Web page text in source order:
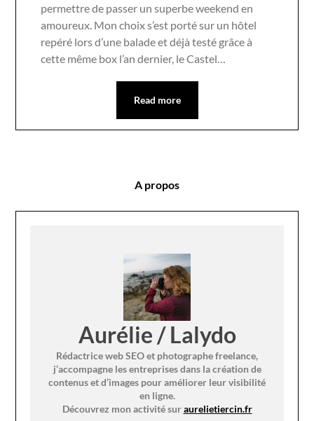
permettre de passer un superbe weekend en
amoureux. Mon choix s’est porté sur un hôtel
repéré lors d’une balade et déjà testé grâce à
cette même box l’an dernier, le Castel…
Read more
A propos
Aurélie / Lalydo
Rédactrice web SEO et photographe freelance,
j’accompagne les entreprises dans la création de
contenus et d’images pour améliorer leur visibilité
en ligne.
Découvrez mon activité suraurelietiercin.fr